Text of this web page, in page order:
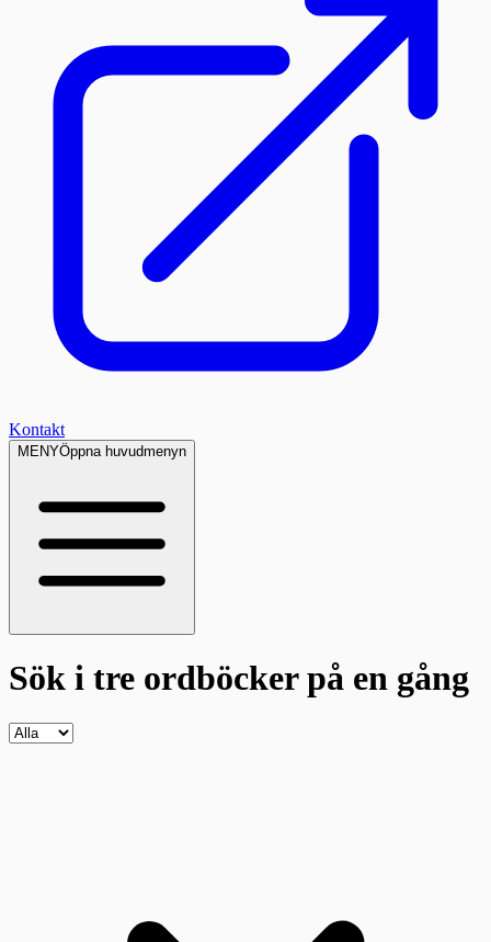
Kontakt
MENYÖppna huvudmenyn
Sök i tre ordböckerpå en gång